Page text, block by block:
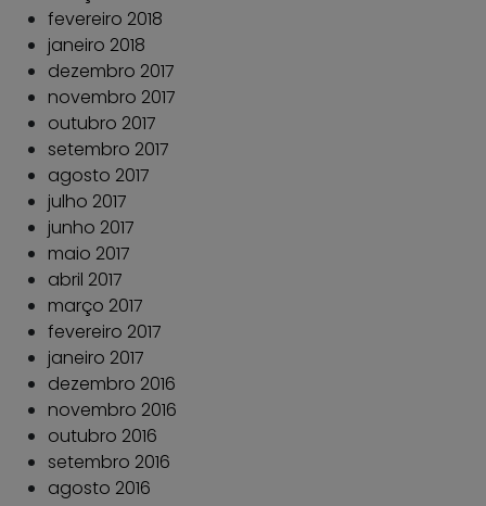
fevereiro 2018
janeiro 2018
dezembro 2017
novembro 2017
outubro 2017
setembro 2017
agosto 2017
julho 2017
junho 2017
maio 2017
abril 2017
março 2017
fevereiro 2017
janeiro 2017
dezembro 2016
novembro 2016
outubro 2016
setembro 2016
agosto 2016